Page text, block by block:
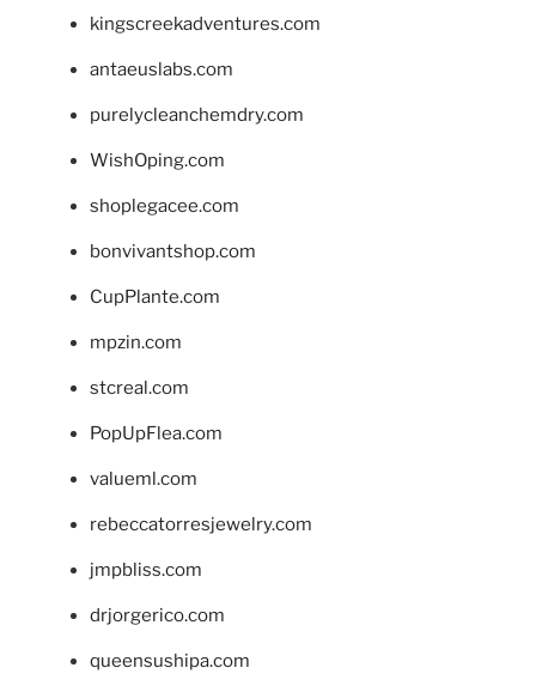
kingscreekadventures.com
antaeuslabs.com
purelycleanchemdry.com
WishOping.com
shoplegacee.com
bonvivantshop.com
CupPlante.com
mpzin.com
stcreal.com
PopUpFlea.com
valueml.com
rebeccatorresjewelry.com
jmpbliss.com
drjorgerico.com
queensushipa.com